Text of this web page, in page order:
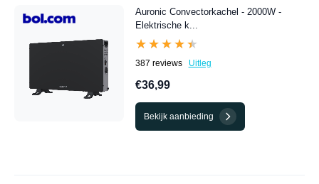
Auronic Convectorkachel - 2000W -
Elektrische k...
★★★★★
★★★★★
387 reviews Uitleg
€36,99
Bekijk aanbieding